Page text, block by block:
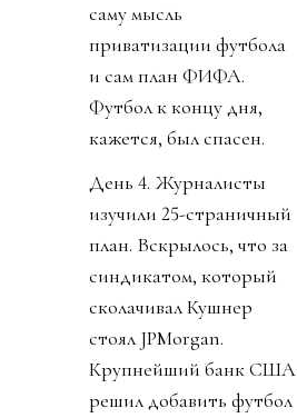
саму мысль
приватизации футбола
и сам план ФИФА.
Футбол к концу дня,
кажется, был спасен.
День 4. Журналисты
изучили 25-страничный
план. Вскрылось, что за
синдикатом, который
сколачивал Кушнер
стоял JPMorgan.
Крупнейший банк США
решил добавить футбол